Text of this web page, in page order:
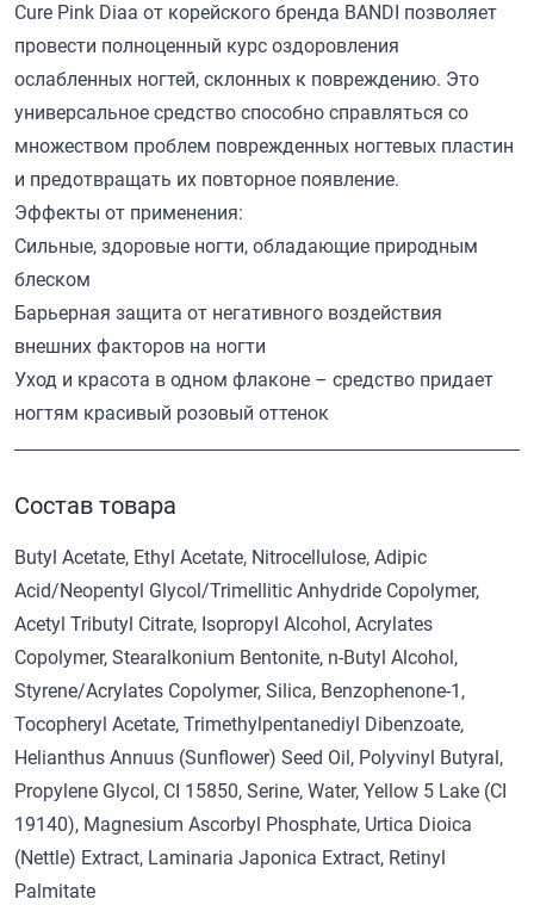
Cure Pink Diaa от корейского бренда BANDI позволяет
провести полноценный курс оздоровления
ослабленных ногтей, склонных к повреждению. Это
универсальное средство способно справляться со
множеством проблем поврежденных ногтевых пластин
и предотвращать их повторное появление.
Эффекты от применения:
Сильные, здоровые ногти, обладающие природным
блеском
Барьерная защита от негативного воздействия
внешних факторов на ногти
Уход и красота в одном флаконе – средство придает
ногтям красивый розовый оттенок
Состав товара
Butyl Acetate, Ethyl Acetate, Nitrocellulose, Adipic
Acid/Neopentyl Glycol/Trimellitic Anhydride Copolymer,
Acetyl Tributyl Citrate, Isopropyl Alcohol, Acrylates
Copolymer, Stearalkonium Bentonite, n-Butyl Alcohol,
Styrene/Acrylates Copolymer, Silica, Benzophenone-1,
Tocopheryl Acetate, Trimethylpentanediyl Dibenzoate,
Helianthus Annuus (Sunflower) Seed Oil, Polyvinyl Butyral,
Propylene Glycol, CI 15850, Serine, Water, Yellow 5 Lake (CI
19140), Magnesium Ascorbyl Phosphate, Urtica Dioica
(Nettle) Extract, Laminaria Japonica Extract, Retinyl
Palmitate